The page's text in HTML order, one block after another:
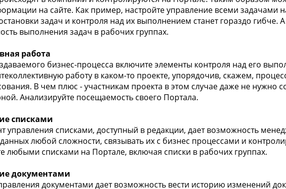
на сайте. Как пример, настройте управление всеми задачами
задач и контроля над их выполнением станет гораздо гибче.
выполнения задач в рабочих группах.
работа
бизнес-процесса включите элементы контроля над его
работу в каком-то проекте, упорядочив, скажем,
В чем плюс - участникам проекта в этом случае даже не нужно
Анализируйте посещаемость своего Портала.
списками
управления списками, доступный в редакции, дает возможность
данных любой сложности, связывать их с бизнес процессами и
любыми списками на Портале, включая списки в рабочих группах.
документами
документами дает возможность вести историю изменений